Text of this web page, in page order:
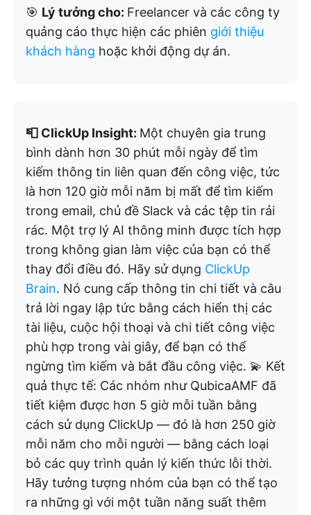
🎯 Lý tưởng cho: Freelancer và các công ty
quảng cáo thực hiện các phiên giới thiệu
khách hàng hoặc khởi động dự án.
📮 ClickUp Insight: Một chuyên gia trung
bình dành hơn 30 phút mỗi ngày để tìm
kiếm thông tin liên quan đến công việc, tức
là hơn 120 giờ mỗi năm bị mất để tìm kiếm
trong email, chủ đề Slack và các tệp tin rải
rác. Một trợ lý AI thông minh được tích hợp
trong không gian làm việc của bạn có thể
thay đổi điều đó. Hãy sử dụng ClickUp
Brain. Nó cung cấp thông tin chi tiết và câu
trả lời ngay lập tức bằng cách hiển thị các
tài liệu, cuộc hội thoại và chi tiết công việc
phù hợp trong vài giây, để bạn có thể
ngừng tìm kiếm và bắt đầu công việc. 💫 Kết
quả thực tế: Các nhóm như QubicaAMF đã
tiết kiệm được hơn 5 giờ mỗi tuần bằng
cách sử dụng ClickUp — đó là hơn 250 giờ
mỗi năm cho mỗi người — bằng cách loại
bỏ các quy trình quản lý kiến thức lỗi thời.
Hãy tưởng tượng nhóm của bạn có thể tạo
ra những gì với một tuần năng suất thêm